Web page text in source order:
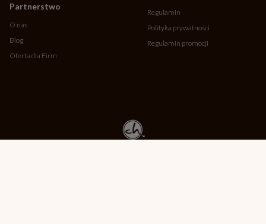
Partnerstwo
O nas
Blog
Oferta dla Firm
Regulamin
Polityka prywatności
Regulamin promocji